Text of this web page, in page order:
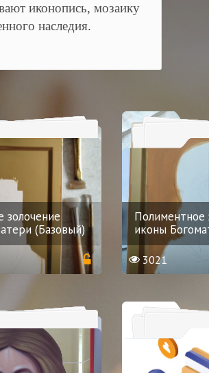
иконопись, мозаику
наследия.
золочение
(Базовый)
Полиментное
иконы
3021